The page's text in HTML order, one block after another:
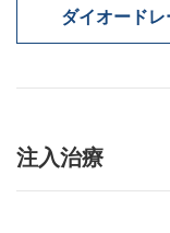
ダイオード
注入治療